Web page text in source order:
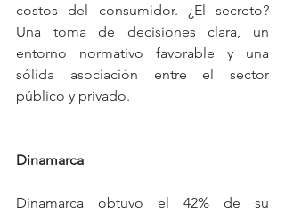
costos del consumidor. ¿El secreto?
Una toma de decisiones clara, un
entorno normativo favorable y una
sólida asociación entre el sector
público y privado.
Dinamarca
Dinamarca obtuvo el 42% de su